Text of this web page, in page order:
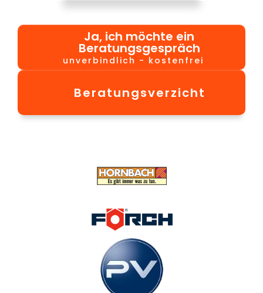
Ja, ich möchte ein
Beratungsgespräch
unverbindlich - kostenfrei
Beratungsverzicht